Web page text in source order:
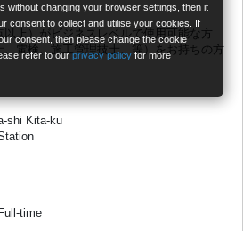
without changing your browser settings, then it
consent to collect and utilise your cookies. If
consent, then please change the cookie
refer to ourprivacy policy for more
以上）がビジネスレベルで使用可能な方
、電検、施工管理技士、等）をお持ちの方
shi Kita-ku
time